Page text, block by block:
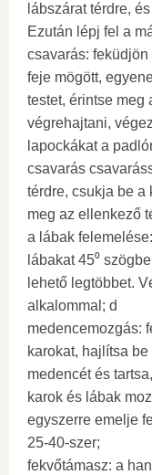
lábszárat térdre,
Ezután lépj fel a
csavarás:
feje mögött,
testet, érintse meg
végrehajtani,
lapockákat a
csavarás
térdre, csukja be a
meg az ellenkező
a lábak
lábakat 45⁰
lehető legtöbbet.
alkalommal; d
medencemozgás:
karokat, hajlítsa
medencét és
karok és lábak
egyszerre emelje
25-40-szer;
fekvőtámasz: a